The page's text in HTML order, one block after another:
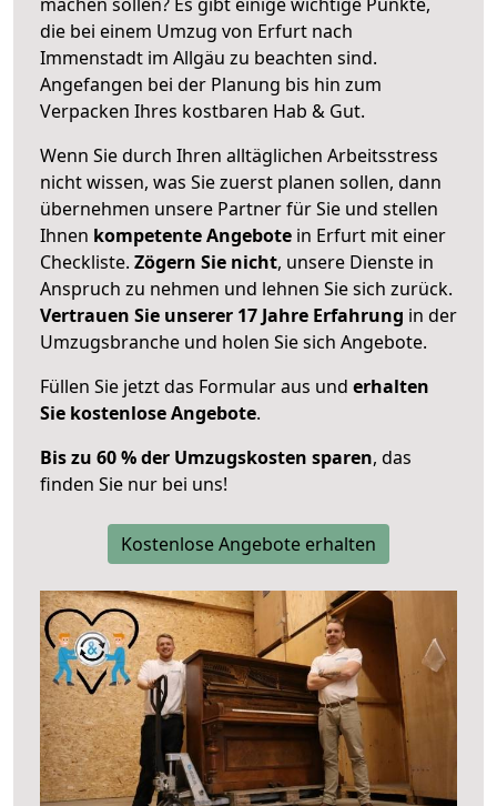
die bei einem Umzug von Erfurt nach
Immenstadt im Allgäu zu beachten sind.
Angefangen bei der Planung bis hin zum
Verpacken Ihres kostbaren Hab & Gut.
Wenn Sie durch Ihren alltäglichen Arbeitsstress
nicht wissen, was Sie zuerst planen sollen, dann
übernehmen unsere Partner für Sie und stellen
Ihnen kompetente Angebote in Erfurt mit einer
Checkliste. Zögern Sie nicht, unsere Dienste in
Anspruch zu nehmen und lehnen Sie sich zurück.
Vertrauen Sie unserer 17 Jahre Erfahrung in der
Umzugsbranche und holen Sie sich Angebote.
Füllen Sie jetzt das Formular aus und erhalten
Sie kostenlose Angebote.
Bis zu 60 % der Umzugskosten sparen, das
finden Sie nur bei uns!
Kostenlose Angebote erhalten